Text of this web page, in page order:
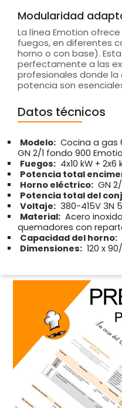
Modularidad
La línea Emotion
fuegos, en diferentes
horno o con base).
perfectamente a las
profesionales donde la
potencia son
Datos técnicos
Modelo: Cocina a gas
GN 2/1 fondo 900
Fuegos: 4x10 kW + 2x6
Potencia total
Horno eléctrico: GN
Potencia total del
Voltaje: 380-415V 3N
Material: Acero
quemadores con
Capacidad del horno:
Dimensiones: 120 x